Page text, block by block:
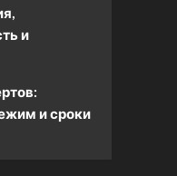
и
и сроки